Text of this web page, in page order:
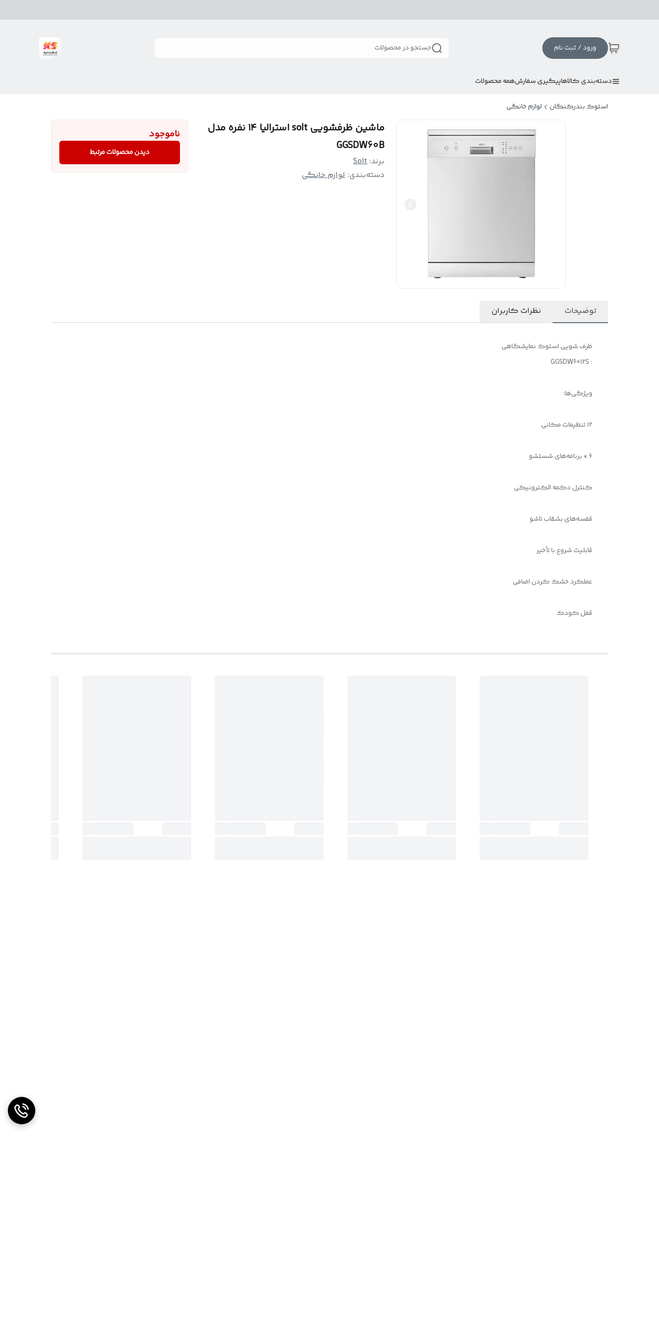
ورود / ثبت نام جستجو در محصولات
دسته‌بندی کالاهاپیگیری سفارشهمه محصولات
استوک بندرکنگان لوازم خانگی
ماشین ظرفشویی solt استرالیا ۱۴ نفره مدل
GGSDW60B
برند:Solt
دسته‌بندی:لوازم خانگی
ناموجود
دیدن محصولات مرتبط
توضیحات نظرات کاربران
ظرف شویی استوک نمایشگاهی
: GGSDW6012S
ویژگی‌ها:
۱۲ تنظیمات مکانی
۶ × برنامه‌های شستشو
کنترل دکمه الکترونیکی
قفسه‌های بشقاب تاشو
قابلیت شروع با تأخیر
عملکرد خشک کردن اضافی
قفل کودک